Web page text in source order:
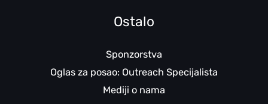
Ostalo
Sponzorstva
Oglas za posao: Outreach Specijalista
Mediji o nama